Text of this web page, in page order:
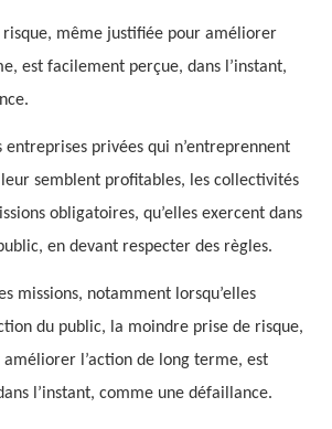
risque, même justifiée pour améliorer
est facilement perçue, dans l’instant,
entreprises privées qui n’entreprennent
semblent profitables, les collectivités
obligatoires, qu’elles exercent dans
en devant respecter des règles.
missions, notamment lorsqu’elles
du public, la moindre prise de risque,
l’action de long terme, est
l’instant, comme une défaillance.